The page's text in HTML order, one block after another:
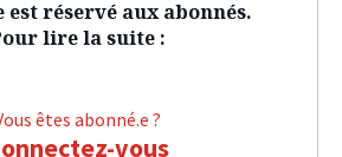
est réservé aux abonnés.
lire la suite :
êtes abonné.e ?
vous